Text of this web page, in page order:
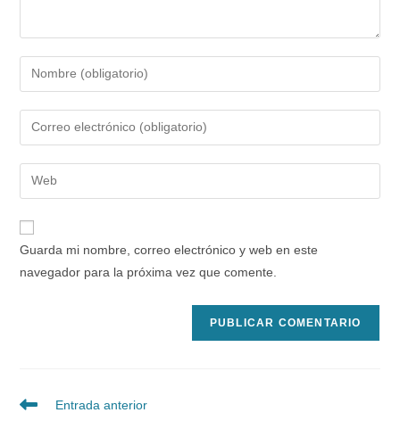
Introduce
tu
nombre
de
usuario
para
comentar
Introduce
tu
dirección
de
electrónico
para
comentar
Introduce
la
URL
Guarda mi nombre, correo electrónico y web en este
navegador para la próxima vez que comente.
Leer
Entrada anterior